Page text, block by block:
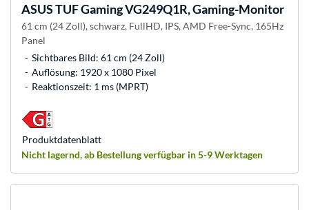
ASUSTUF Gaming VG249Q1R, Gaming-Monitor
61 cm (24 Zoll), schwarz, FullHD, IPS, AMD Free-Sync, 165Hz
Panel
Sichtbares Bild: 61 cm (24 Zoll)
Auflösung: 1920 x 1080 Pixel
Reaktionszeit: 1 ms (MPRT)
Nicht lagernd, ab Bestellung verfügbar in 5-9 Werktagen
Produkt­datenblatt